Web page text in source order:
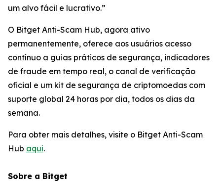
um alvo fácil e lucrativo.”
O Bitget Anti-Scam Hub, agora ativo
permanentemente, oferece aos usuários acesso
contínuo a guias práticos de segurança, indicadores
de fraude em tempo real, o canal de verificação
oficial e um kit de segurança de criptomoedas com
suporte global 24 horas por dia, todos os dias da
semana.
Para obter mais detalhes, visite o Bitget Anti-Scam
Hub aqui.
Sobre a Bitget